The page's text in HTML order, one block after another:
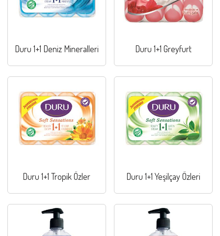
Duru 1+1 Deniz Mineralleri Duru 1+1 Greyfurt
Duru 1+1 Tropik Özler Duru 1+1 Yeşilçay Özleri